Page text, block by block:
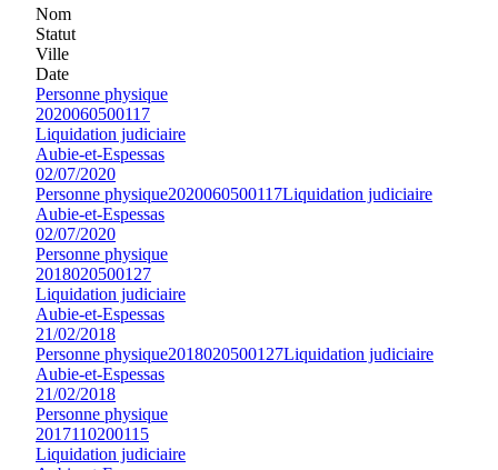
Nom
Statut
Ville
Date
Personne physique
2020060500117
Liquidation judiciaire
Aubie-et-Espessas
02/07/2020
Personne physique2020060500117Liquidation judiciaire
Aubie-et-Espessas
02/07/2020
Personne physique
2018020500127
Liquidation judiciaire
Aubie-et-Espessas
21/02/2018
Personne physique2018020500127Liquidation judiciaire
Aubie-et-Espessas
21/02/2018
Personne physique
2017110200115
Liquidation judiciaire